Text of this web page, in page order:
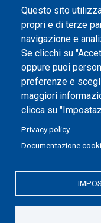
Questo sito
propri e di terze
navigazione e
Se clicchi su
oppure puoi
preferenze e
maggiori
clicca su
Privacy policy
Documentazione
Impostazione dei
Torino, ITALIA | P.IVA/